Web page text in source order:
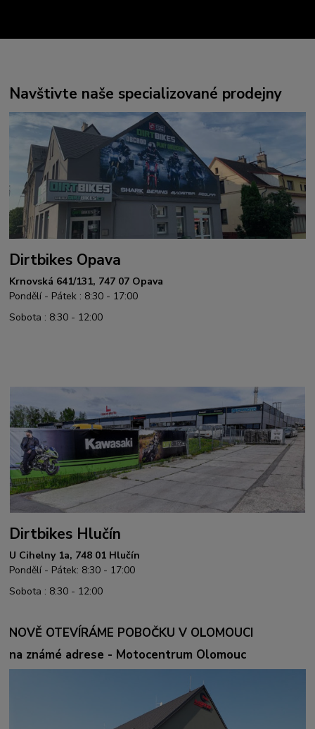
Navštivte naše specializované prodejny
Dirtbikes Opava
Krnovská 641/131, 747 07 Opava
Pondělí - Pátek : 8:30 - 17:00
Sobota : 8:30 - 12:00
Dirtbikes Hlučín
U Cihelny 1a, 748 01 Hlučín
Pondělí - Pátek: 8:30 - 17:00
Sobota : 8:30 - 12:00
NOVĚ OTEVÍRÁME POBOČKU V OLOMOUCI
na známé adrese - Motocentrum Olomouc